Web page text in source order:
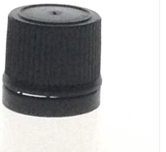
à la collecte, au traitement et à
personnelles.
Oui